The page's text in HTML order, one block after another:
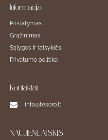
Informacija
Pristatymas
Grąžinimas
Sąlygos ir taisyklės
Privatumo politika
Kontaktai
info@tesoro.lt
NAUJIENLAIŠKIS